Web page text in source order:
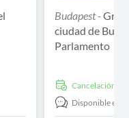
Budapest -
ciudad de
Parlamento
cancelación
Disponible en: